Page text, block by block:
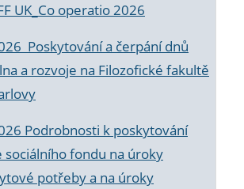
UK_Co operatio 2026
Poskytování a čerpání dnů
a rozvoje na Filozofické fakultě
Podrobnosti k poskytování
sociálního fondu na úroky
potřeby a na úroky